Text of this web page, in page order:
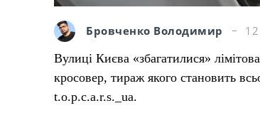
Бровченко Володимир
Вулиці Києва «збагатилися»
кросовер, тираж якого становить
t.o.p.c.a.r.s._ua.